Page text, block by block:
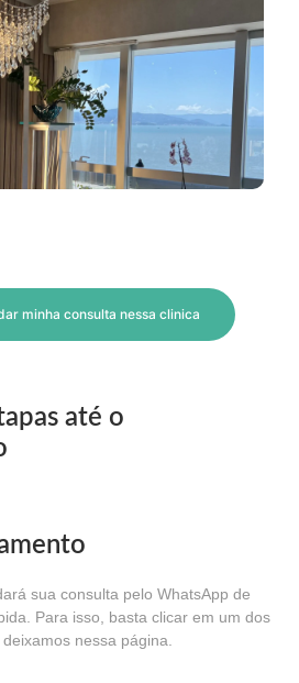
minha consulta nessa clinica
até o
sua consulta pelo WhatsApp de
Para isso, basta clicar em um dos
nessa página.